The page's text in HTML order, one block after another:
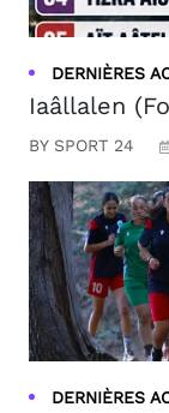
DERNIÈRES
Iaâllalen
BY SPORT 24
DERNIÈRES